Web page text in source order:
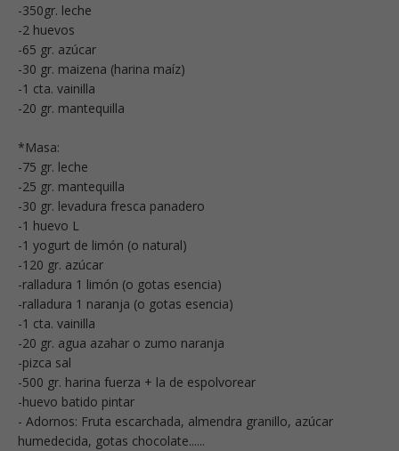
-350gr. leche
-2 huevos
-65 gr. azúcar
-30 gr. maizena (harina maíz)
-1 cta. vainilla
-20 gr. mantequilla
*Masa:
-75 gr. leche
-25 gr. mantequilla
-30 gr. levadura fresca panadero
-1 huevo L
-1 yogurt de limón (o natural)
-120 gr. azúcar
-ralladura 1 limón (o gotas esencia)
-ralladura 1 naranja (o gotas esencia)
-1 cta. vainilla
-20 gr. agua azahar o zumo naranja
-pizca sal
-500 gr. harina fuerza + la de espolvorear
-huevo batido pintar
- Adornos: Fruta escarchada, almendra granillo, azúcar
humedecida, gotas chocolate......